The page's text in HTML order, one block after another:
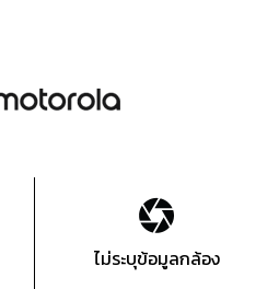
ไม่ระบุข้อมูลกล้อง